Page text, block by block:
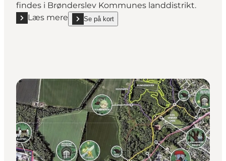
findes i Brønderslev Kommunes landdistrikt.
Læs mere
Læs mere "Vandrerute: Tour de Landdistrikt,
Se på kort
show Vandrerute: Tour de Landdistrikt, Brønderslev